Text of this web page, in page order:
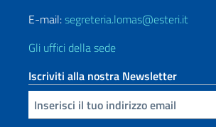
E-mail:segreteria.lomas@esteri.it
Gli uffici della sede
Iscriviti alla nostra Newsletter
Inserisci la tua email